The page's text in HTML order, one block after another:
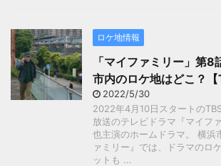
ロケ地情報
「マイファミリー」第
市内のロケ地はどこ？【
2022/5/30
2022年4月10日スタートの
放送のテレビドラマ『マイフ
也主演のホームドラマ。 横浜
ァミリー』では、ドラマのロ
ットも ...